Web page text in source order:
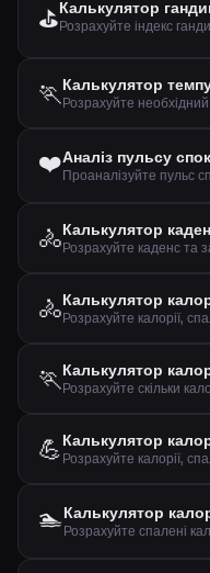
⛳Калькулятор
🏃Калькулятор
❤️Аналіз пульсу
🚴Калькулятор
🚴Калькулятор
🏃Калькулятор
💪Калькулятор
🏊Калькулятор